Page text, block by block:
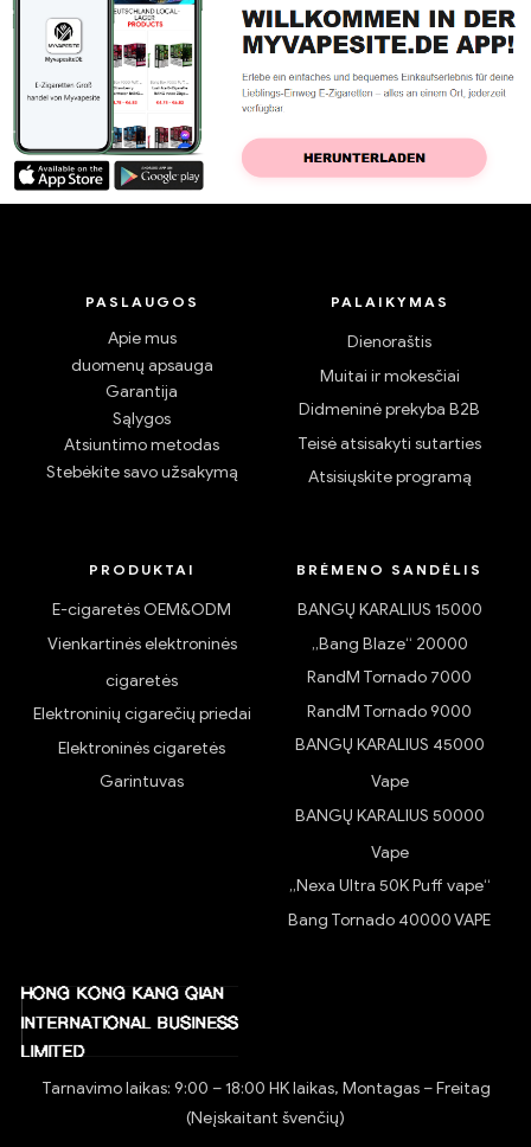
PASLAUGOS
Apie mus
duomenų apsauga
Garantija
Sąlygos
Atsiuntimo metodas
Stebėkite savo užsakymą
PALAIKYMAS
Dienoraštis
Muitai ir mokesčiai
Didmeninė prekyba B2B
Teisė atsisakyti sutarties
Atsisiųskite programą
PRODUKTAI
E-cigaretės OEM&ODM
Vienkartinės elektroninės
cigaretės
Elektroninių cigarečių priedai
Elektroninės cigaretės
Garintuvas
BRĖMENO SANDĖLIS
BANGŲ KARALIUS 15000
„Bang Blaze“ 20000
RandM Tornado 7000
RandM Tornado 9000
BANGŲ KARALIUS 45000
Vape
BANGŲ KARALIUS 50000
Vape
„Nexa Ultra 50K Puff vape“
Bang Tornado 40000 VAPE
Tarnavimo laikas: 9:00 – 18:00 HK laikas, Montagas – Freitag
(Neįskaitant švenčių)